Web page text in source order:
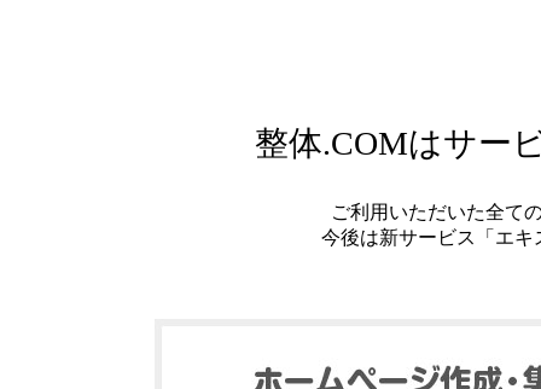
整体.COMはサー
ご利用いただいた全て
今後は新サービス「エ